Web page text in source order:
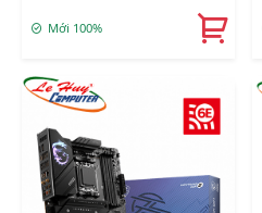
Mới 100%